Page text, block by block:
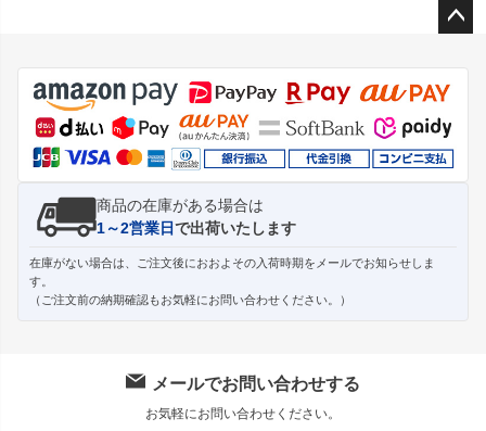
ジト
ップ
へ
商品の在庫がある場合は
1～2営業日で出荷いたします
在庫がない場合は、ご注文後におおよその入荷時期をメールでお知らせしま
す。
（ご注文前の納期確認もお気軽にお問い合わせください。）
メールでお問い合わせする
お気軽にお問い合わせください。